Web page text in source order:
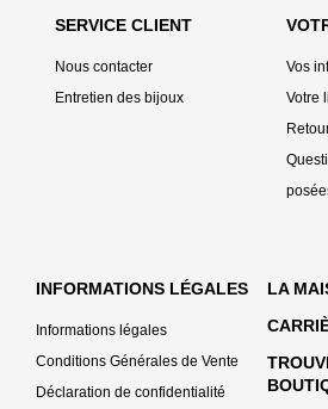
SERVICE CLIENT
Nous contacter
Entretien des bijoux
Vos
Votre
INFORMATIONS LÉGALES
Informations légales
Conditions Générales de Vente
Déclaration de confidentialité
LA